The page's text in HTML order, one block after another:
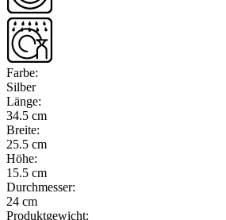
Farbe:
Silber
Länge:
34.5 cm
Breite:
25.5 cm
Höhe:
15.5 cm
Durchmesser:
24 cm
Produktgewicht: